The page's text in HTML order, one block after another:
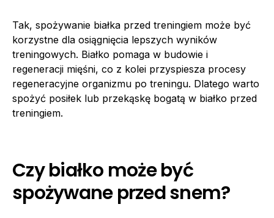
Tak, spożywanie białka przed treningiem może być
korzystne dla osiągnięcia lepszych wyników
treningowych. Białko pomaga w budowie i
regeneracji mięśni, co z kolei przyspiesza procesy
regeneracyjne organizmu po treningu. Dlatego warto
spożyć posiłek lub przekąskę bogatą w białko przed
treningiem.
Czy białko może być
spożywane przed snem?